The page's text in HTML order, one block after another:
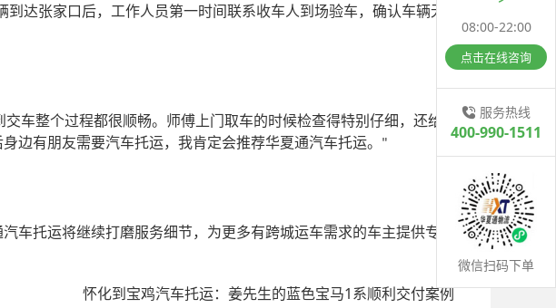
达张家口后，工作人员第一时间联系收车人到场验车，确认车辆无
车整个过程都很顺畅。师傅上门取车的时候检查得特别仔细，还给
边有朋友需要汽车托运，我肯定会推荐华夏通汽车托运。 "
车托运将继续打磨服务细节，为更多有跨城运车需求的车主提供专
怀化到宝鸡汽车托运：姜先生的蓝色宝马1系顺利交付案例
08:00-22:00
点击在线咨询
服务热线
400-990-1511
微信扫码下单